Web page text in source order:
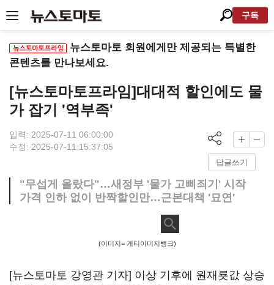
구독
뉴스토마토 회원에게만 제공되는 특별한
콘텐츠를 만나보세요.
[뉴스토마토프라임]대대적 할인에도 물
가 잡기 '역부족'
입력: 2025-07-11 06:00:00
수정: 2025-07-11 15:37:05
답글쓰기
"무섭게 올랐다"…새정부 '물가 고삐죄기' 시작
가격 인하 없이 반짝할인만…근본대책 '묘연'
(이미지= 게티이미지뱅크)
[뉴스토마토 강영관 기자] 이상 기후에 원재룟값 상승